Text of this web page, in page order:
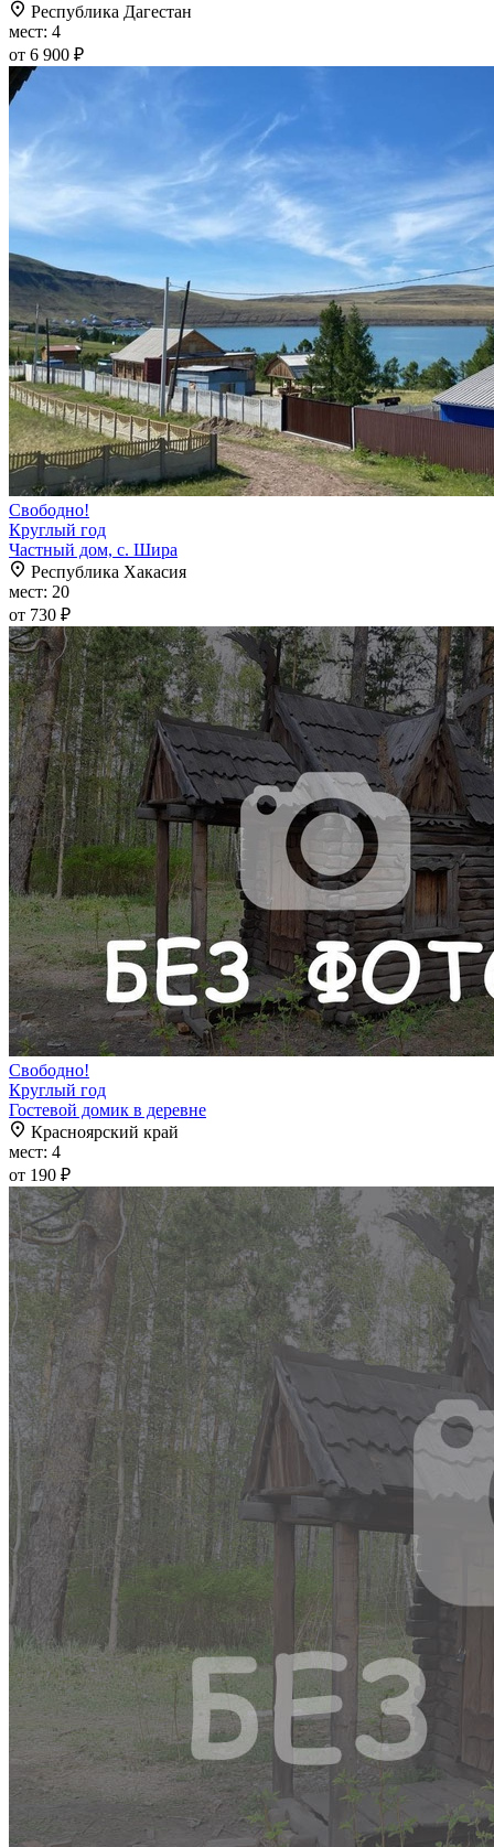
Республика Дагестан
мест: 4
от 6 900 ₽
Свободно!
Круглый год
Частный дом, с. Шира
Республика Хакасия
мест: 20
от 730 ₽
Свободно!
Круглый год
Гостевой домик в деревне
Красноярский край
мест: 4
от 190 ₽